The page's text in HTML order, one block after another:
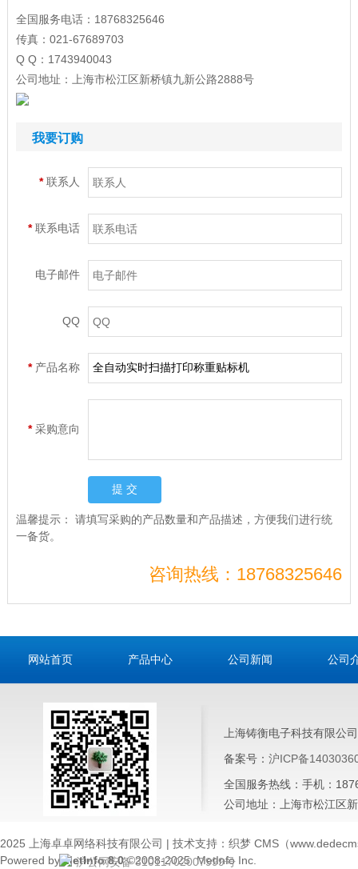
全国服务电话：18768325646
传真：021-67689703
Q Q：1743940043
公司地址：上海市松江区新桥镇九新公路2888号
我要订购
*联系人
*联系电话
电子邮件
QQ
* 产品名称
*采购意向
温馨提示： 请填写采购的产品数量和产品描述，方便我们进行统
一备货。
咨询热线：18768325646
网站首页 产品中心 公司新闻 公司
上海铸衡电子科技有限公
备案号： 沪ICP备
全国服务热线：手机：
公司地址：上海市松江区
2025 上海卓卓网络科技有限公司 | 技术支持：织梦 CMS（
Powered byMetInfo 8.0©2008-2025MetInfo Inc.
沪公网安备 31011702007999号